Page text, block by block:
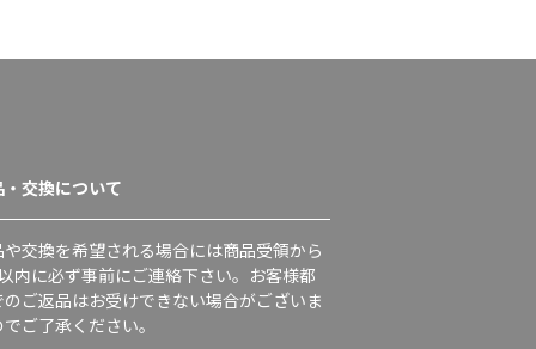
・交換について
や交換を希望される場合には商品受領から
内に必ず事前にご連絡下さい。お客様都
のご返品はお受けできない場合がございま
ご了承ください。